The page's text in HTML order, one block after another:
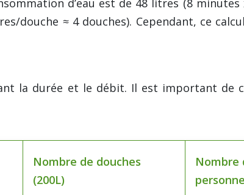
d’eau est de 48 litres (8
douche ≈ 4 douches). Cependant, ce
la durée et le débit. Il est important de
Nombre de douches
(200L)
Nombre